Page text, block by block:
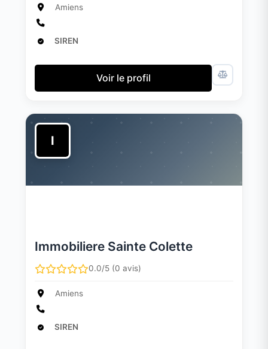
Amiens
SIREN
Voir le profil
I
Immobiliere Sainte Colette
0.0/5 (0 avis)
Amiens
SIREN